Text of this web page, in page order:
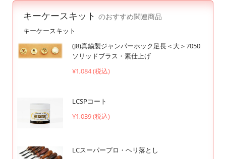
キーケースキット のおすすめ関連商品
キーケースキット
(J8)真鍮製ジャンパーホック足長＜大＞7050
ソリッドブラス・素仕上げ
¥1,084 (税込)
LCSPコート
¥1,039 (税込)
LCスーパープロ・ヘリ落とし